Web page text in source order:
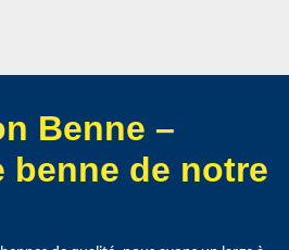
Benne –
benne de notre